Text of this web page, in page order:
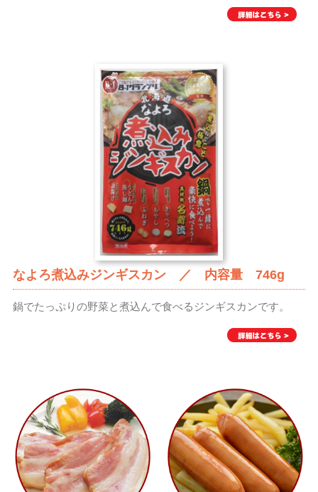
なよろ煮込みジンギスカン ／ 内容量 746g
鍋でたっぷりの野菜と煮込んで食べるジンギスカンです。